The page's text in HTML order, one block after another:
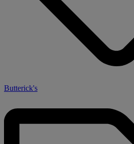
Butterick's